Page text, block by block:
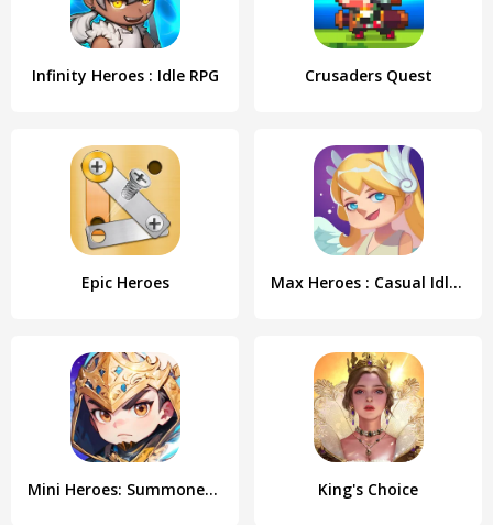
Infinity Heroes : Idle RPG Crusaders Quest
Epic Heroes Max Heroes : Casual Idle RPG
Mini Heroes: Summoners War King's Choice